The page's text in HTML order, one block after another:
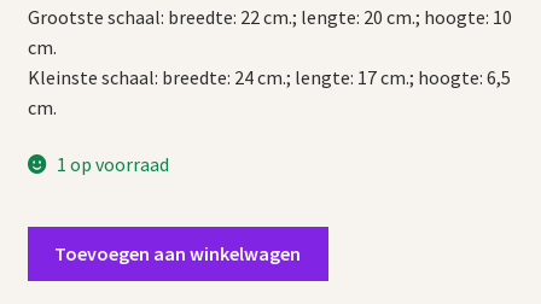
Grootste schaal: breedte: 22 cm.; lengte: 20 cm.; hoogte: 10
cm.
Kleinste schaal: breedte: 24 cm.; lengte: 17 cm.; hoogte: 6,5
cm.
1 op voorraad
Toevoegen aan winkelwagen